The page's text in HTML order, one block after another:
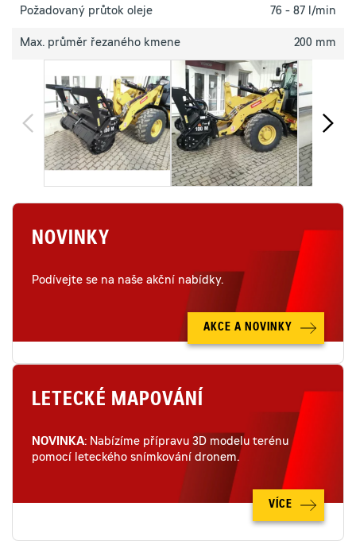
Požadovaný průtok oleje 76 - 87 l/min
Max. průměr řezaného kmene 200 mm
NOVINKY
Podívejte se na naše akční nabídky.
AKCE A NOVINKY
LETECKÉ MAPOVÁNÍ
NOVINKA: Nabízíme přípravu 3D modelu terénu
pomocí leteckého snímkování dronem.
VÍCE